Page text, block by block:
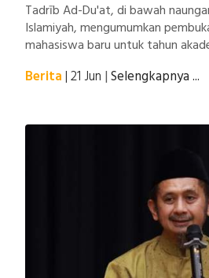
Tadrīb Ad-Du'at, di bawah
Islamiyah, mengumumkan
mahasiswa baru untuk tahun
berharga bagi calon pria Muslim
sejak tanggal 10 Juni hingga 30 Juli
Berita| 21 Jun |Selengkapnya ...